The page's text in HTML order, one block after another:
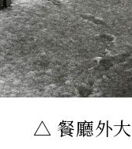
△ 餐廳外大